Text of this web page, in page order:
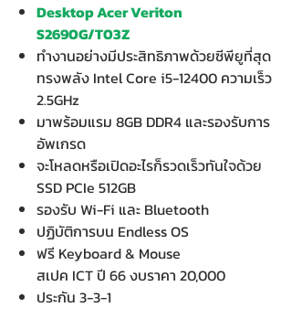
Desktop Acer Veriton
S2690G/T03Z
ทำงานอย่างมีประสิทธิภาพด้วยซีพียูที่สุด
ทรงพลัง Intel Core i5-12400 ความเร็ว
2.5GHz
มาพร้อมแรม 8GB DDR4 และรองรับการ
อัพเกรด
จะโหลดหรือเปิดอะไรก็รวดเร็วทันใจด้วย
SSD PCIe 512GB
รองรับ Wi-Fi และ Bluetooth
ปฏิบัติการบน Endless OS
ฟรี Keyboard & Mouse
สเปค ICT ปี 66 งบราคา 20,000
ประกัน 3-3-1